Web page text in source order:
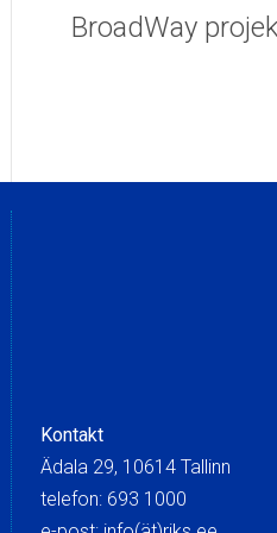
BroadWay
Kontakt
Ädala 29, 10614 Tallinn
telefon: 693 1000